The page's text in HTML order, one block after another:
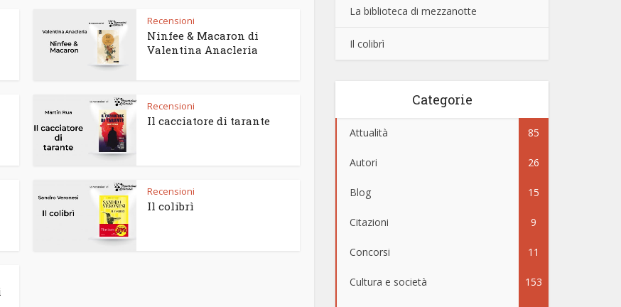
Recensioni
Ninfee & Macaron di
Valentina Anacleria
Recensioni
Il cacciatore di tarante
Recensioni
Il colibrì
La biblioteca di mezzanotte
Il colibrì
Categorie
Attualità 85
Autori 26
Blog 15
Citazioni 9
Concorsi 11
Cultura e società 153